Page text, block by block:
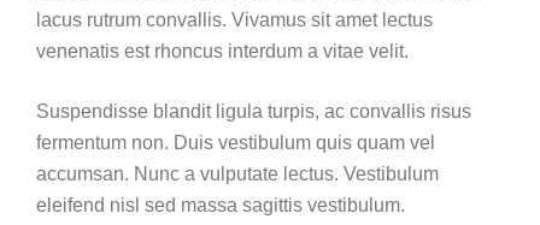
lacus rutrum convallis. Vivamus sit amet lectus
venenatis est rhoncus interdum a vitae velit.
Suspendisse blandit ligula turpis, ac convallis risus
fermentum non. Duis vestibulum quis quam vel
accumsan. Nunc a vulputate lectus. Vestibulum
eleifend nisl sed massa sagittis vestibulum.